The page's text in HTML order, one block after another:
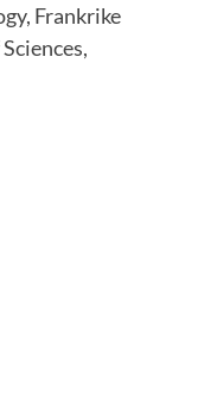
Frankrike